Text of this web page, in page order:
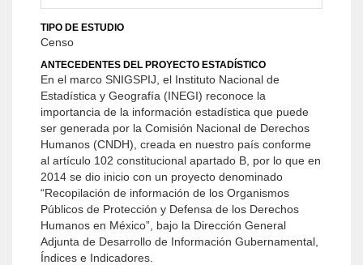
TIPO DE ESTUDIO
Censo
ANTECEDENTES DEL PROYECTO ESTADÍSTICO
En el marco SNIGSPIJ, el Instituto Nacional de
Estadística y Geografía (INEGI) reconoce la
importancia de la información estadística que puede
ser generada por la Comisión Nacional de Derechos
Humanos (CNDH), creada en nuestro país conforme
al artículo 102 constitucional apartado B, por lo que en
2014 se dio inicio con un proyecto denominado
“Recopilación de información de los Organismos
Públicos de Protección y Defensa de los Derechos
Humanos en México”, bajo la Dirección General
Adjunta de Desarrollo de Información Gubernamental,
Índices e Indicadores.